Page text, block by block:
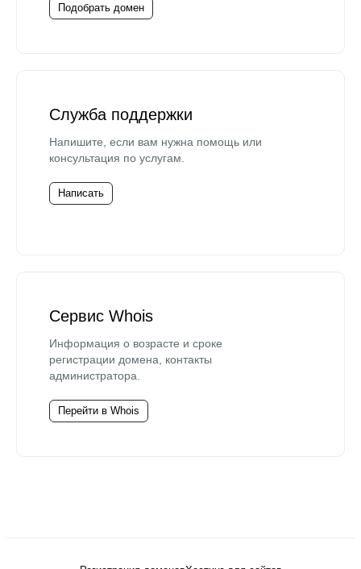
Подобрать домен
Служба поддержки
Напишите, если вам нужна помощь или
консультация по услугам.
Написать
Сервис Whois
Информация о возрасте и сроке
регистрации домена, контакты
администратора.
Перейти в Whois